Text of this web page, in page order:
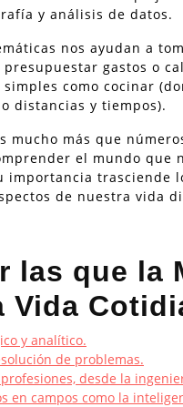
y análisis de datos.
nos ayudan a
gastos o
como cocinar
distancias y tiempos).
mucho más que
el mundo que
importancia
de nuestra vida
las que la
Vida
y analítico.
de problemas.
desde la
en campos como la